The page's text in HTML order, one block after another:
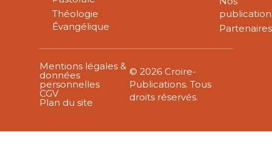
Théologie
Évangélique
Partenaires
Mentions légales &
données
personnelles
CGV
Plan du site
© 2026 Croire-
Publications. Tous
droits réservés.